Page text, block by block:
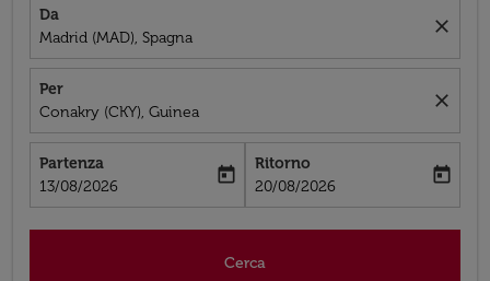
Da
Madrid (MAD), Spagna
close
Per
Conakry (CKY), Guinea
close
Partenza
fc-booking-departure-date-aria-label
13/08/2026
today
Ritorno
fc-booking-return-date-aria-label
20/08/2026
today
Cerca